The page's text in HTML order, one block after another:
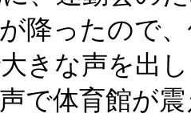
降ったので
きな声を出
で体育館が